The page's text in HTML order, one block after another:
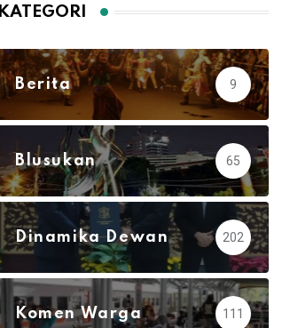
KATEGORI
Berita 9
Blusukan 65
Dinamika Dewan 202
Komen Warga 111